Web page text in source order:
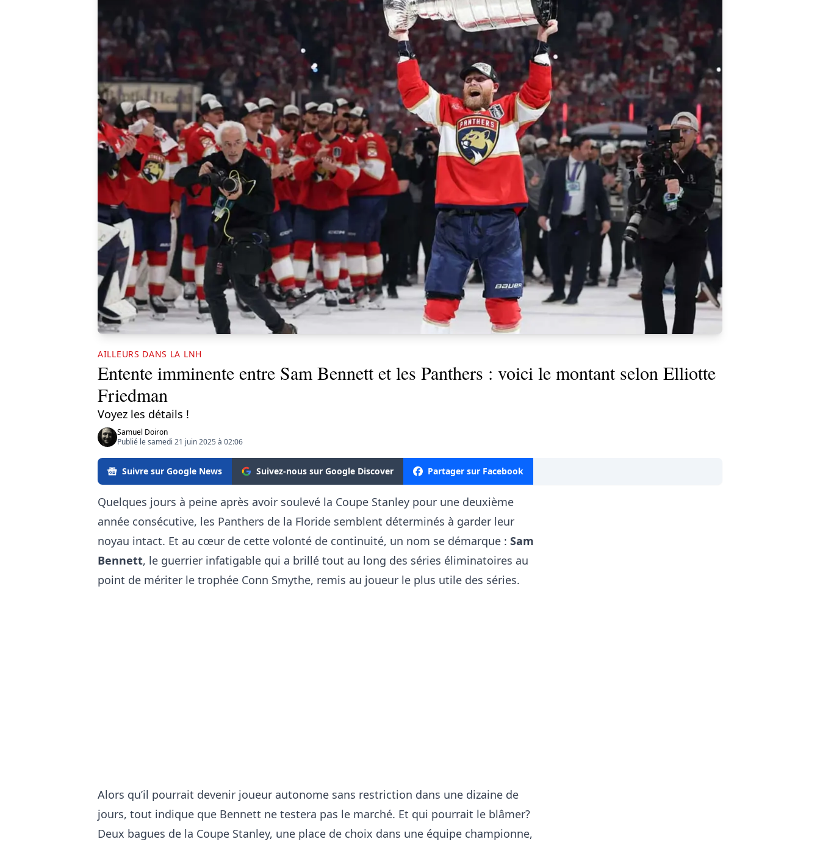
AILLEURS DANS LA LNH
Entente imminente entre Sam Bennett et les Panthers : voici le montant selon Elliotte
Friedman
Voyez les détails !
Samuel Doiron
Publié le samedi 21 juin 2025 à 02:06
Suivre sur Google News Suivez-nous sur Google Discover Partager sur Facebook
Quelques jours à peine après avoir soulevé la Coupe Stanley pour une deuxième
année consécutive, les Panthers de la Floride semblent déterminés à garder leur
noyau intact. Et au cœur de cette volonté de continuité, un nom se démarque : Sam
Bennett, le guerrier infatigable qui a brillé tout au long des séries éliminatoires au
point de mériter le trophée Conn Smythe, remis au joueur le plus utile des séries.
Alors qu’il pourrait devenir joueur autonome sans restriction dans une dizaine de
jours, tout indique que Bennett ne testera pas le marché. Et qui pourrait le blâmer?
Deux bagues de la Coupe Stanley, une place de choix dans une équipe championne,